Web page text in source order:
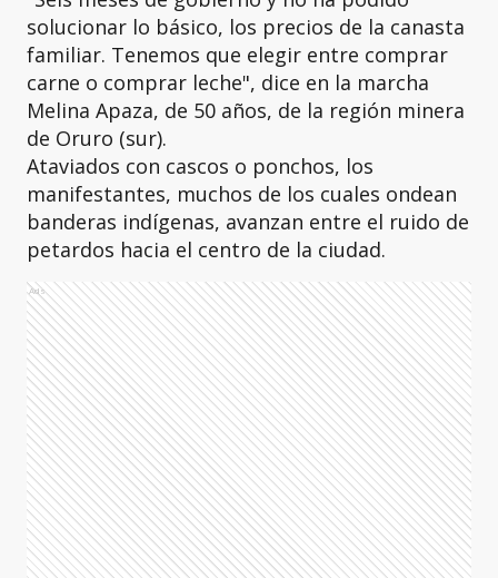
solucionar lo básico, los precios de la canasta
familiar. Tenemos que elegir entre comprar
carne o comprar leche", dice en la marcha
Melina Apaza, de 50 años, de la región minera
de Oruro (sur).
Ataviados con cascos o ponchos, los
manifestantes, muchos de los cuales ondean
banderas indígenas, avanzan entre el ruido de
petardos hacia el centro de la ciudad.
Ads